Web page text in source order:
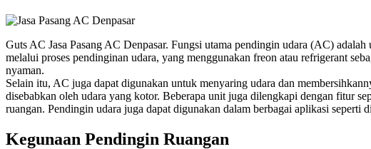
Guts AC Jasa Pasang AC Denpasar. Fungsi utama pendingin udara (AC)
melalui proses pendinginan udara, yang menggunakan freon atau refrigerant
nyaman.
Selain itu, AC juga dapat digunakan untuk menyaring udara dan
disebabkan oleh udara yang kotor. Beberapa unit juga dilengkapi dengan fitur
ruangan. Pendingin udara juga dapat digunakan dalam berbagai aplikasi
Kegunaan Pendingin Ruangan